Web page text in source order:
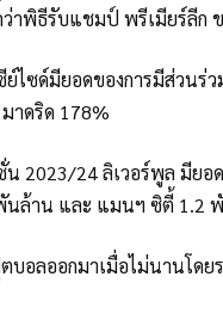
าพิธีรับแชมป์ พรีเมียร์ลีก
ไซด์มียอดของการมีส่วนร่
าดริด 178%
2023/24 ลิเวอร์พูล มีย
นล้าน และ แมนฯ ซิตี้ 1.2
อลออกมาเมื่อไม่นานโด